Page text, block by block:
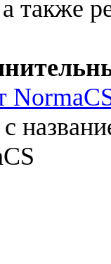
также